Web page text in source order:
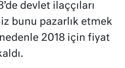
devlet ilaççıları
bunu pazarlık etmek
2018 için fiyat